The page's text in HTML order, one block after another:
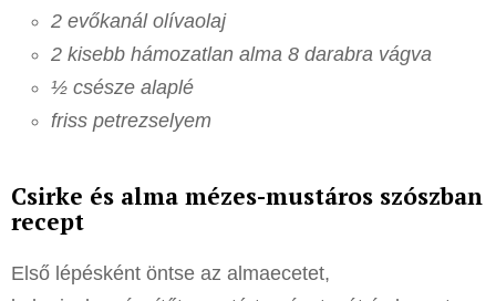
2 evőkanál olívaolaj
2 kisebb hámozatlan alma 8 darabra vágva
½ csésze alaplé
friss petrezselyem
Csirke és alma mézes-mustáros szószban
recept
Első lépésként öntse az almaecetet,